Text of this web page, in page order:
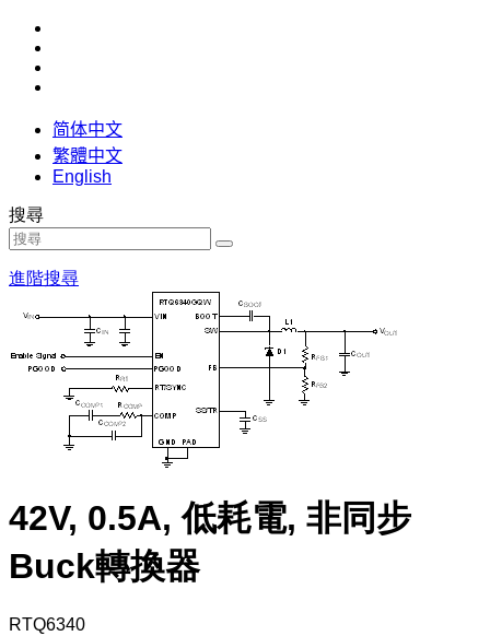
简体中文
繁體中文
English
搜尋
進階搜尋
42V, 0.5A, 低耗電, 非同步
Buck轉換器
RTQ6340